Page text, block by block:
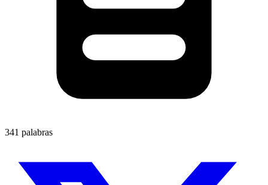
341 palabras